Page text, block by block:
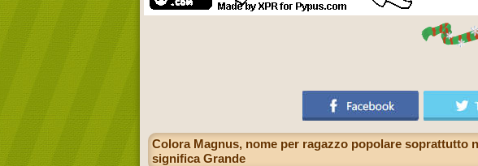
Colora Magnus, nome per ragazzo popolare soprattutto
significa Grande